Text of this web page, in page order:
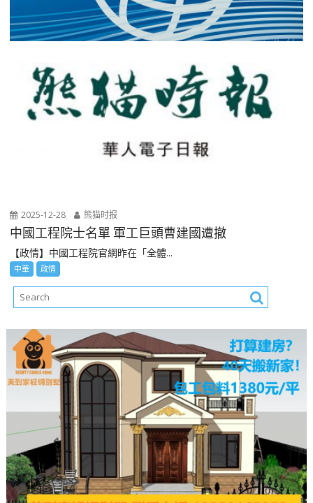
2025-12-28 熊猫时报
中國工程院士名單 軍工巨頭曹建國遭撤
【政情】中國工程院官網昨在「全體...
中華 政情